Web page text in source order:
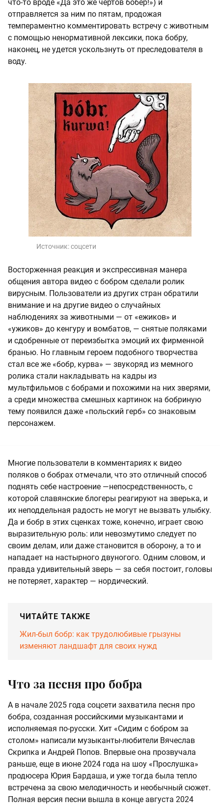
что-то вроде «Да это же чертов бобер!») и
отправляется за ним по пятам, продожая
темпераментно комментировать встречу с животным
с помощью ненормативной лексики, пока бобру,
наконец, не удется ускользнуть от преследователя в
воду.
Источник:соцсети
Восторженная реакция и экспрессивная манера
общения автора видео с бобром сделали ролик
вирусным. Пользователи из других стран обратили
внимание и на другие видео о случайных
наблюдениях за животными — от «ежиков» и
«ужиков» до кенгуру и вомбатов, — снятые поляками
и сдобренные от переизбытка эмоций их фирменной
бранью. Но главным героем подобного творчества
стал все же «бобр, курва» — звукоряд из мемного
ролика стали накладывать на кадры из
мультфильмов с бобрами и похожими на них зверями,
а среди множества смешных картинок на бобриную
тему появился даже «польский герб» со знаковым
персонажем.
Многие пользователи в комментариях к видео
поляков о бобрах отмечали, что это отличный способ
поднять себе настроение —непосредственность, с
которой славянские блогеры реагируют на зверька, и
их неподдельная радость не могут не вызвать улыбку.
Да и бобр в этих сценках тоже, конечно, играет свою
выразительную роль: или невозмутимо следует по
своим делам, или даже становится в оборону, а то и
нападает на настырного двуногого. Одним словом, и
правда удивительный зверь — за себя постоит, головы
не потеряет, характер — нордический.
ЧИТАЙТЕ ТАКЖЕ
Жил-был бобр: как трудолюбивые грызуны
изменяют ландшафт для своих нужд
Что за песня про бобра
А в начале 2025 года соцсети захватила песня про
бобра, созданная российскими музыкантами и
исполняемая по-русски. Хит «Сидим с бобром за
столом» написали музыканты-любители Вячеслав
Скрипка и Андрей Попов. Впервые она прозвучала
раньше, еще в июне 2024 года на шоу «Прослушка»
продюсера Юрия Бардаша, и уже тогда была тепло
встречена за свою мелодичность и необычный сюжет.
Полная версия песни вышла в конце августа 2024